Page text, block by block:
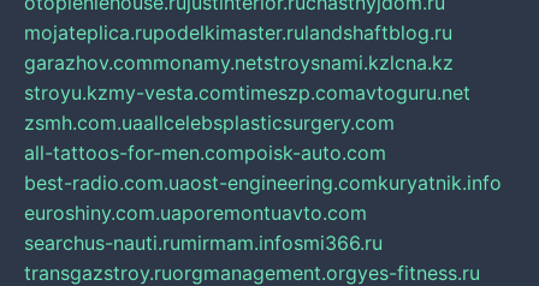
mojateplica.rupodelkimaster.rulandshaftblog.ru
garazhov.commonamy.netstroysnami.kzlcna.kz
stroyu.kzmy-vesta.comtimeszp.comavtoguru.net
zsmh.com.uaallcelebsplasticsurgery.com
all-tattoos-for-men.compoisk-auto.com
best-radio.com.uaost-engineering.comkuryatnik.info
euroshiny.com.uaporemontuavto.com
searchus-nauti.rumirmam.infosmi366.ru
transgazstroy.ruorgmanagement.orgyes-fitness.ru